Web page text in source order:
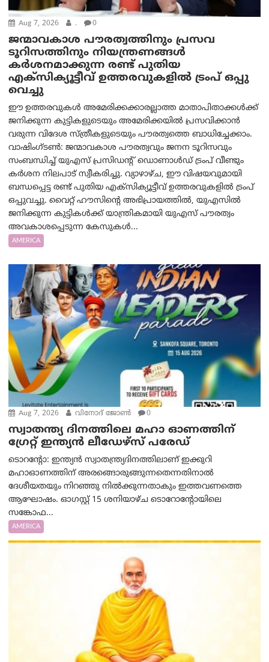
Aug 7, 2026 . 0
ജന്മാവകാശ പൗരത്വത്തിനും പ്രസവ
ടൂറിസത്തിനും നിയന്ത്രണങ്ങൾ
കർശനമാക്കുന്ന രണ്ട് പുതിയ
എക്സിക്യൂട്ടീവ് ഉത്തരവുകളിൽ ട്രംപ് ഒപ്പു
വെച്ചു
ഈ ഉത്തരവുകൾ അമേരിക്കക്കാരല്ലാത്ത മാതാപിതാക്കൾക്ക്
ജനിക്കുന്ന കുട്ടികളുടെയും അമേരിക്കയിൽ പ്രസവിക്കാൻ
വരുന്ന വിദേശ സ്ത്രീകളുടെയും പൗരത്വത്തെ ബാധിച്ചേക്കാം.
വാഷിംഗ്ടണ്‍: ജന്മാവകാശ പൗരത്വവും ജനന ടൂറിസവും
സംബന്ധിച്ച് യുഎസ് പ്രസിഡന്റ് ഡൊണാൾഡ് ട്രംപ് വീണ്ടും
കർശന നിലപാട് സ്വീകരിച്ചു. വ്യാഴാഴ്ച, ഈ വിഷയവുമായി
ബന്ധപ്പെട്ട രണ്ട് പുതിയ എക്സിക്യൂട്ടീവ് ഉത്തരവുകളിൽ ട്രംപ്
ഒപ്പുവച്ചു. വൈറ്റ് ഹൗസിന്റെ അഭിപ്രായത്തിൽ, യുഎസിൽ
ജനിക്കുന്ന കുട്ടികൾക്ക് യാന്ത്രികമായി യുഎസ് പൗരത്വം
അവകാശപ്പെടുന്ന കേസുകൾ...
AMERICA
Aug 7, 2026 വിനോദ് ജോൺ 0
സ്വാതന്ത്യ ദിനത്തിലെ മഹാ ഓണത്തിന്
ഗ്രേറ്റ് ഇന്ത്യൻ ലീഡേഴ്സ് പരേഡ്
ടൊറന്റോ: ഇന്ത്യൻ സ്വാതന്ത്ര്യദിനത്തിലാണ് ഇക്കുറി
മഹാഓണത്തിന് അരങ്ങൊരുങ്ങുന്നതെന്നതിനാൽ
ദേശീയതയും നിറഞ്ഞു നിൽക്കുന്നതാകും ഇത്തവണത്തെ
ആഘോഷം. ഓഗസ്റ്റ് 15 ശനിയാഴ്ച ടൊറോന്റോയിലെ
സങ്കോഫ...
AMERICA